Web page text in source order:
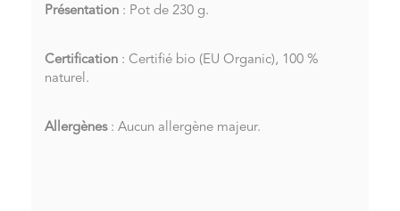
Présentation : Pot de 230 g.
Certification : Certifié bio (EU Organic), 100 %
naturel.
Allergènes: Aucun allergène majeur.